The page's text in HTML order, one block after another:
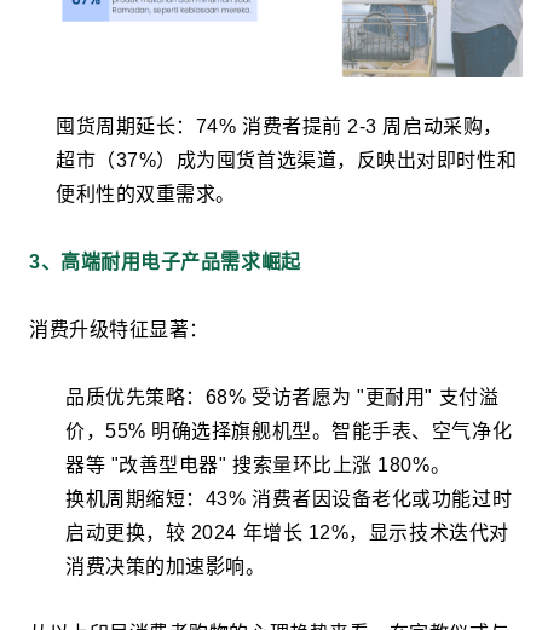
囤货周期延长： 74% 消费者提前 2-3 周启动采购，
超市（37%）成为囤货首选渠道，反映出对即时性和
便利性的双重需求。
3、高端耐用电子产品需求崛起
消费升级特征显著：
品质优先策略：68% 受访者愿为 "更耐用" 支付溢
价，55% 明确选择旗舰机型。智能手表、空气净化
器等 "改善型电器" 搜索量环比上涨 180%。
换机周期缩短：43% 消费者因设备老化或功能过时
启动更换，较 2024 年增长 12%，显示技术迭代对
消费决策的加速影响。